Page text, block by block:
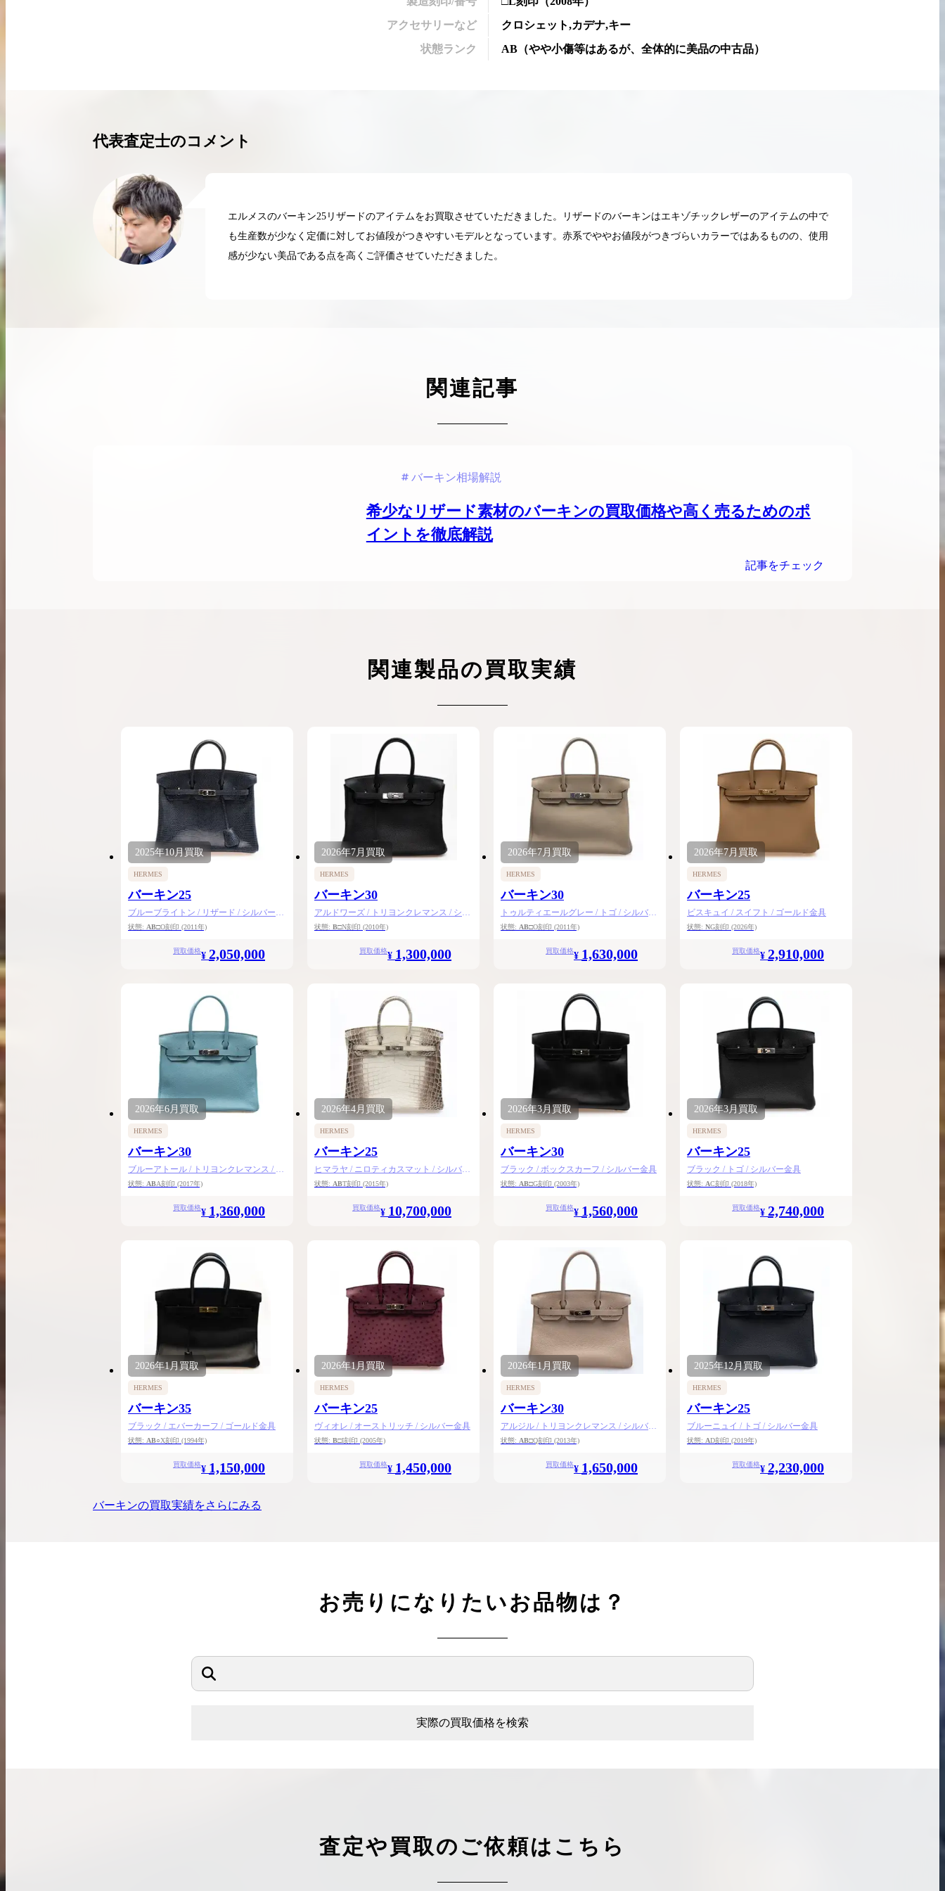
アクセサリーなど
クロシェット,カデナ,キー
状態ランク
AB （やや小傷等はあるが、全体的に美品の中古品）
代表査定士のコメント
エルメスのバーキン25リザードのアイテムをお買取させていただきました。リザードのバーキンはエキゾチックレザーのアイテムの中で
も生産数が少なく定価に対してお値段がつきやすいモデルとなっています。赤系でややお値段がつきづらいカラーではあるものの、使用
感が少ない美品である点を高くご評価させていただきました。
関連記事
バーキン相場解説
希少なリザード素材のバーキンの買取価格や高く売るためのポ
イントを徹底解説
記事をチェック
関連製品の買取実績
2025年10月買取
HERMES
バーキン25
ブルーブライトン / リザード / シルバー金
具
状態: AB□O刻印 (2011年)
買取価格¥ 2,050,000
2026年7月買取
HERMES
バーキン30
アルドワーズ / トリヨンクレマンス / シル
バー金具
状態: B□N刻印 (2010年)
買取価格¥ 1,300,000
2026年7月買取
HERMES
バーキン30
トゥルティエールグレー / トゴ / シルバー
金具
状態: AB□O刻印 (2011年)
買取価格¥ 1,630,000
2026年7月買取
HERMES
バーキン25
ビスキュイ / スイフト / ゴールド金具
状態: NG刻印 (2026年)
買取価格¥ 2,910,000
2026年6月 買取
HERMES
バーキン30
ブルーアトール / トリヨンクレマンス / シ
ルバー金具
状態: ABA刻印 (2017年)
買取価格¥ 1,360,000
2026年4月 買取
HERMES
バーキン25
ヒマラヤ / ニロティカスマット / シルバー
金具
状態: ABT刻印 (2015年)
買取価格¥ 10,700,000
2026年3月買取
HERMES
バーキン30
ブラック / ボックスカーフ / シルバー金具
状態: AB□G刻印 (2003年)
買取価格¥ 1,560,000
2026年3月買取
HERMES
バーキン25
ブラック / トゴ / シルバー金具
状態: AC刻印 (2018年)
買取価格¥ 2,740,000
2026年1月買取
HERMES
バーキン35
ブラック / エバーカーフ / ゴールド金具
状態: AB○X刻印 (1994年)
買取価格¥ 1,150,000
2026年1月買取
HERMES
バーキン25
ヴィオレ / オーストリッチ / シルバー金具
状態: B□I刻印 (2005年)
買取価格¥ 1,450,000
2026年1月買取
HERMES
バーキン30
アルジル / トリヨンクレマンス / シルバー
金具
状態: AB□Q刻印 (2013年)
買取価格¥ 1,650,000
2025年12月買取
HERMES
バーキン25
ブルーニュイ / トゴ / シルバー金具
状態: AD刻印 (2019年)
買取価格¥ 2,230,000
バーキンの買取実績をさらにみる
お売りになりたいお品物は？
実際の買取価格を検索
査定や買取のご依頼はこちら